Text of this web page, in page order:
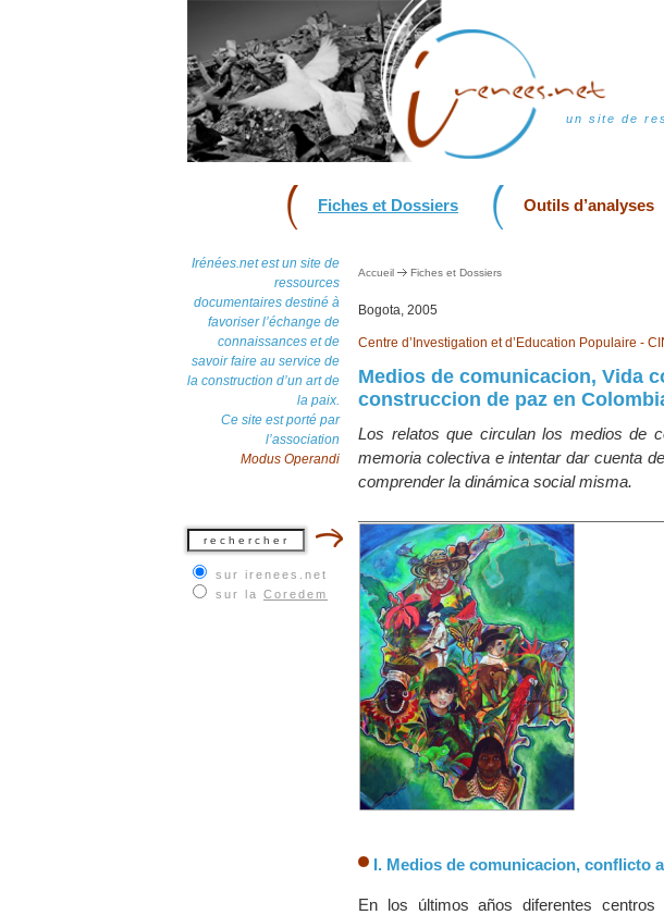
un site de
Fiches et Dossiers Outils d’analyses
Irénées.net est un site de
ressources
documentaires destiné à
favoriser l’échange de
connaissances et de
savoir faire au service de
la construction d’un art de
la paix.
Ce site est porté par
l’association
Modus Operandi
sur irenees.net
sur la Coredem
Accueil Fiches et Dossiers
Bogota, 2005
Centre d’Investigation et d’Education Populaire -
Medios de comunicacion, Vida
construccion de paz en
Los relatos que circulan los medios de
memoria colectiva e intentar dar cuenta
comprender la dinámica social misma.
I. Medios de comunicacion, conflicto
En los últimos años diferentes